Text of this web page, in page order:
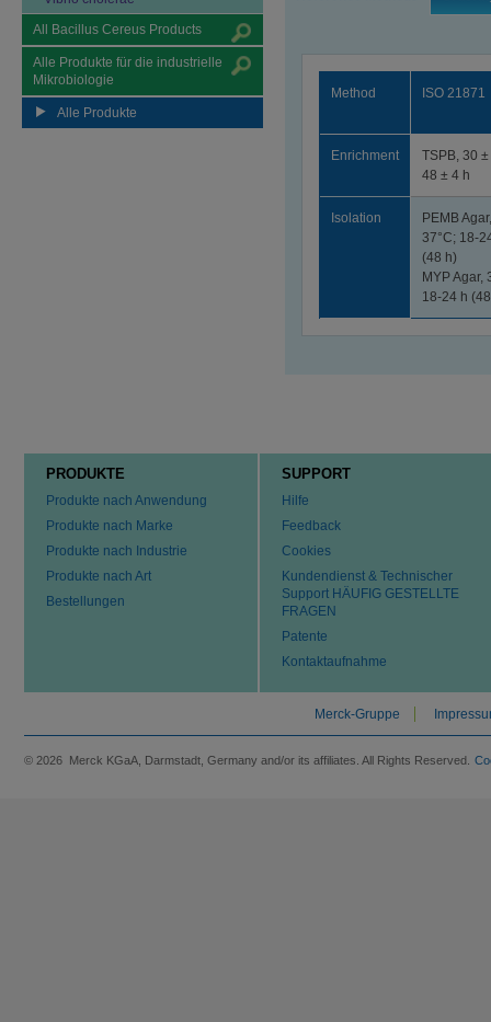
All Bacillus Cereus Products
Alle Produkte für die industrielle
Mikrobiologie
Alle Produkte
Method ISO 21871
Enrichment
TSPB, 30 ±
48 ± 4 h
Isolation
PEMB Agar,
37°C; 18-
(48 h)
MYP Agar,
18-24 h
PRODUKTE
Produkte nach Anwendung
Produkte nach Marke
Produkte nach Industrie
Produkte nach Art
Bestellungen
SUPPORT
Hilfe
Feedback
Cookies
Kundendienst & Technischer
Support HÄUFIG GESTELLTE
FRAGEN
Patente
Kontaktaufnahme
Merck-Gruppe
© 2026 Merck KGaA, Darmstadt, Germany and/or its affiliates. All Rights Reserved.